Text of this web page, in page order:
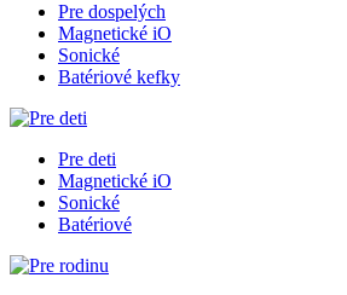
Pre dospelých
Magnetické iO
Sonické
Batériové kefky
Pre deti
Magnetické iO
Sonické
Batériové